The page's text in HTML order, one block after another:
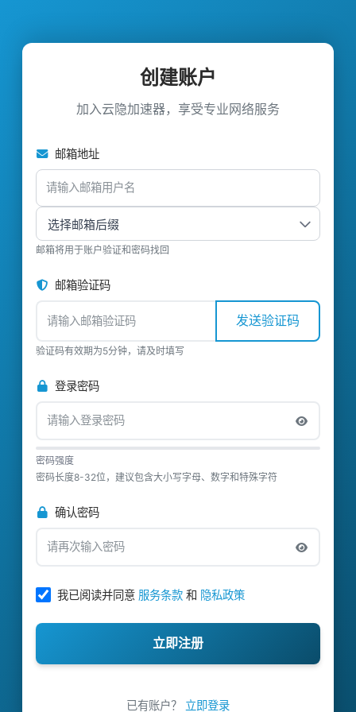
创建账户
加入云隐加速器，享受专业网络服务
邮箱地址
邮箱将用于账户验证和密码找回
邮箱验证码
发送验证码
验证码有效期为5分钟，请及时填写
登录密码
密码强度
密码长度8-32位，建议包含大小写字母、数字和特殊字符
确认密码
我已阅读并同意 服务条款 和 隐私政策
立即注册
已有账户？ 立即登录